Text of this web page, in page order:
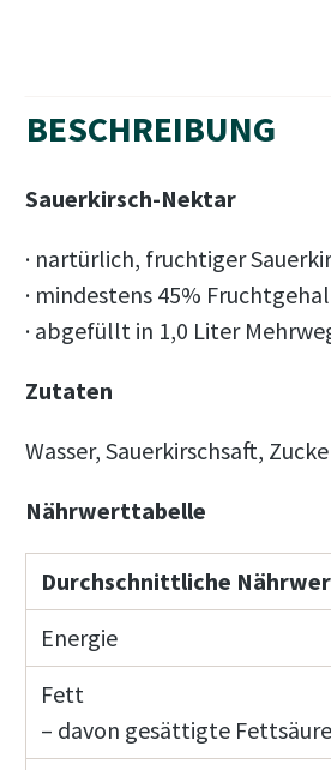
BESCHREIBUNG
Sauerkirsch-Nektar
· nartürlich, fruchtiger
· mindestens 45%
· abgefüllt in 1,0 Liter
Zutaten
Wasser, Sauerkirschsaft,
Nährwerttabelle
Durchschnittliche
Energie
Fett
– davon gesättigte